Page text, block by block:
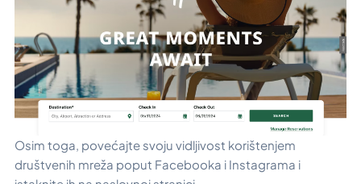
Osim toga, povećajte svoju vidljivost korištenjem
društvenih mreža poput Facebooka i Instagrama i